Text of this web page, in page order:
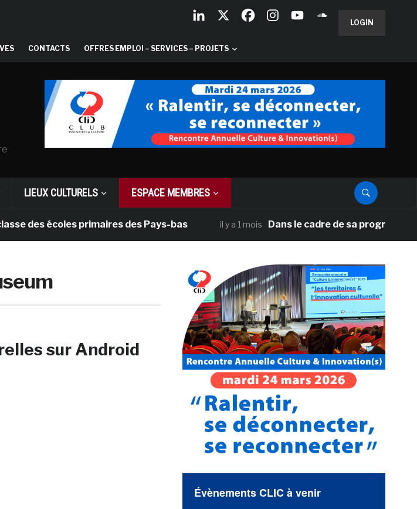
LOGIN
CONTACTS OFFRES EMPLOI – SERVICES – PROJETS
LIEUX CULTURELS ESPACE MEMBRES
écoles primaires des Pays-bas il y a 1 mois Dans le cadre de sa programmation
sur Android
Évènements CLIC à venir